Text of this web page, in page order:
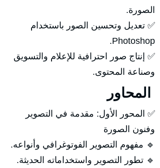
الصورة.
✅ تعديل وتحسين الصور باستخدام
Photoshop.
✅ إنتاج صور احترافية للإعلام والتسويق
وصناعة المحتوى.
✅ المحور الأول: مقدمة في التصوير
وفنون الصورة
🔹 مفهوم التصوير الفوتوغرافي وأنواعه.
🔹 تطور التصوير واستخداماته الحديثة.